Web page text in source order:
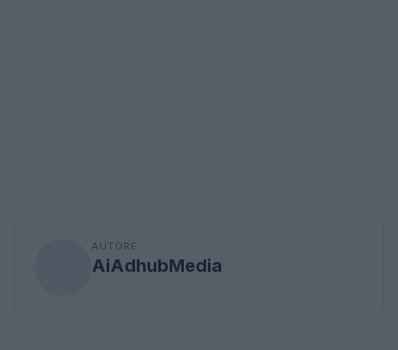
AUTORE
AiAdhubMedia